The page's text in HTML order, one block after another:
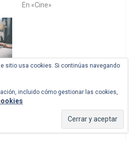
En «Cine»
elsitio usa cookies. Si continúas navegando
incluido cómo gestionar las cookies,